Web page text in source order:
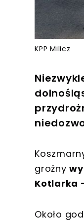
KPP Milicz
groźny
Kotlarka
Około